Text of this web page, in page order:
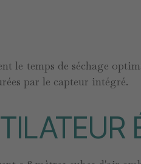
le temps de séchage
par le capteur intégré.